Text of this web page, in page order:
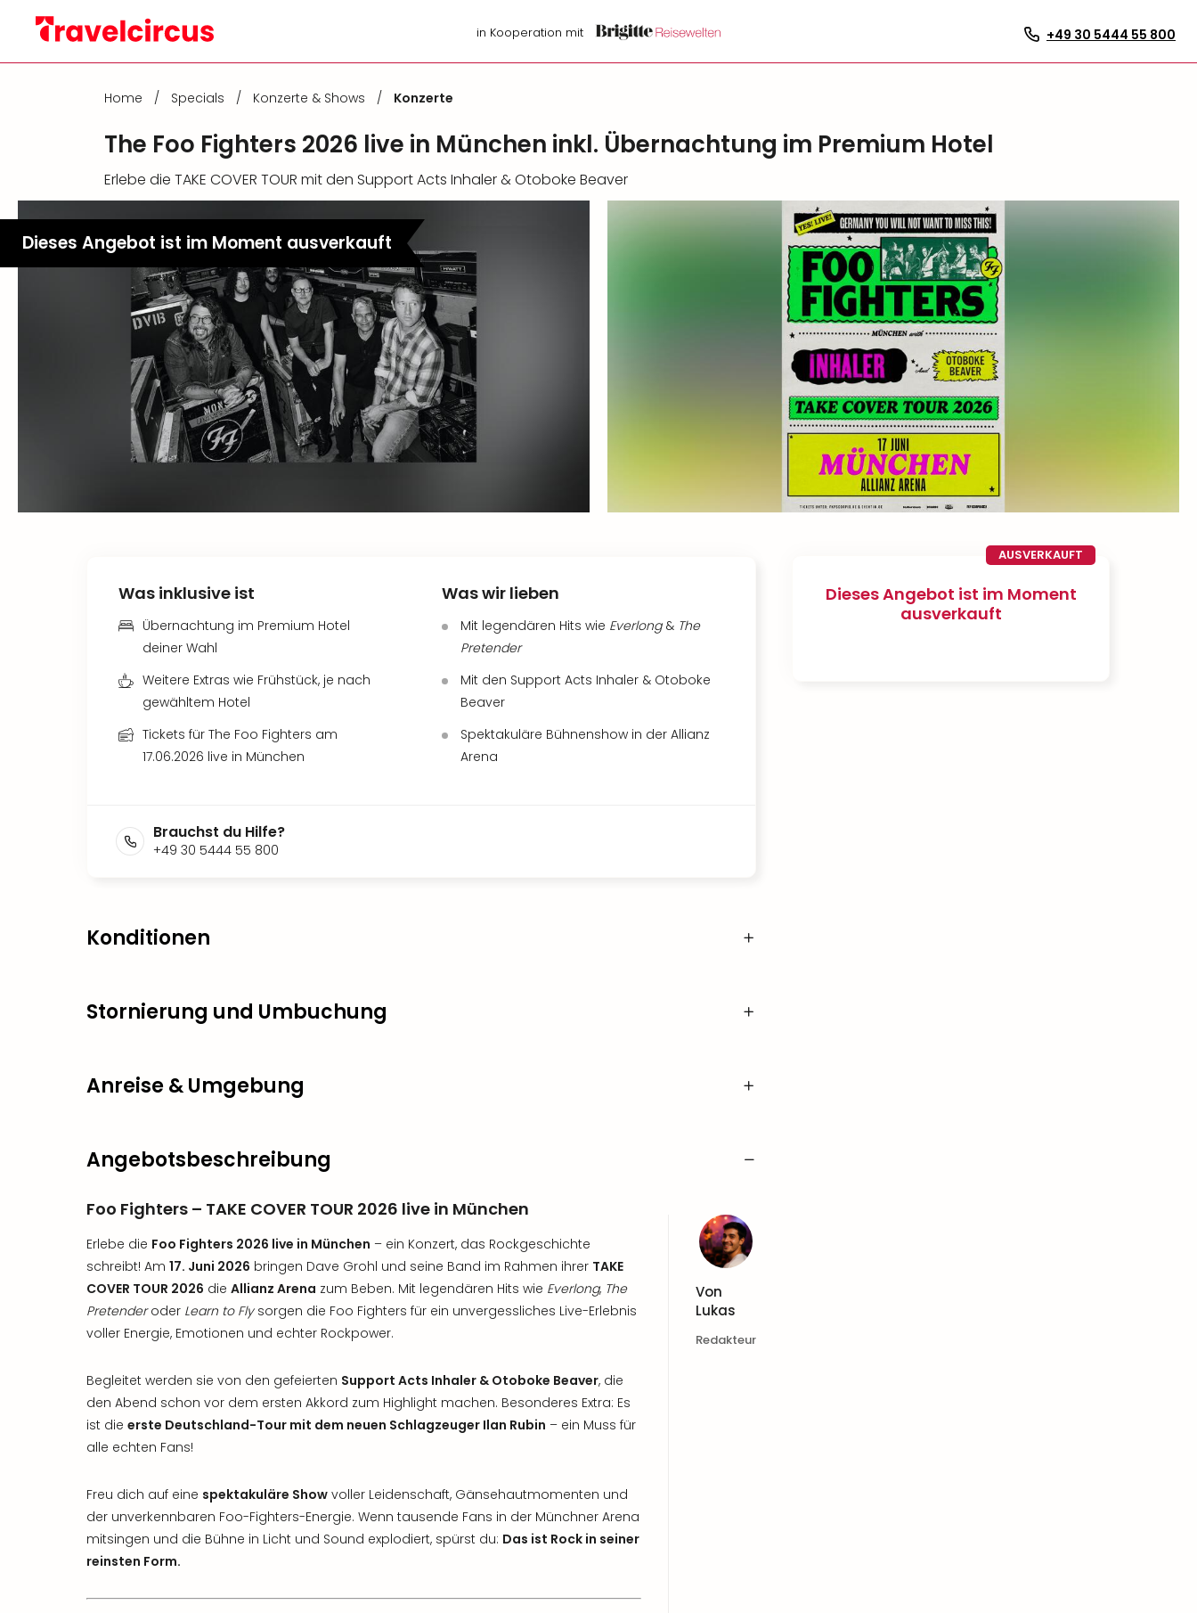
in Kooperation mit +49 30 5444 55 800
Home / Specials / Konzerte & Shows / Konzerte
The Foo Fighters 2026 live in München inkl. Übernachtung im Premium Hotel
Erlebe die TAKE COVER TOUR mit den Support Acts Inhaler & Otoboke Beaver
Dieses Angebot ist im Moment ausverkauft
AUSVERKAUFT
Dieses Angebot ist im Moment
ausverkauft
Was inklusive ist
Übernachtung im Premium Hotel
deiner Wahl
Weitere Extras wie Frühstück, je nach
gewähltem Hotel
Tickets für The Foo Fighters am
17.06.2026 live in München
Was wir lieben
Mit legendären Hits wie Everlong& The
Pretender
Mit den Support Acts Inhaler & Otoboke
Beaver
Spektakuläre Bühnenshow in der Allianz
Arena
Brauchst du Hilfe?
+49 30 5444 55 800
Konditionen
Stornierung und Umbuchung
Anreise & Umgebung
Angebotsbeschreibung
Foo Fighters – TAKE COVER TOUR 2026 live in München
Erlebe die Foo Fighters 2026 live in München – ein Konzert, das Rockgeschichte
schreibt! Am 17. Juni 2026 bringen Dave Grohl und seine Band im Rahmen ihrer TAKE
COVER TOUR 2026 die Allianz Arena zum Beben. Mit legendären Hits wie Everlong, The
Pretenderoder Learn to Flysorgen die Foo Fighters für ein unvergessliches Live-Erlebnis
voller Energie, Emotionen und echter Rockpower.
Begleitet werden sie von den gefeierten Support Acts Inhaler & Otoboke Beaver, die
den Abend schon vor dem ersten Akkord zum Highlight machen. Besonderes Extra: Es
ist die erste Deutschland-Tour mit dem neuen Schlagzeuger Ilan Rubin – ein Muss für
alle echten Fans!
Freu dich auf eine spektakuläre Show voller Leidenschaft, Gänsehautmomenten und
der unverkennbaren Foo-Fighters-Energie. Wenn tausende Fans in der Münchner Arena
mitsingen und die Bühne in Licht und Sound explodiert, spürst du: Das ist Rock in seiner
reinsten Form.
Von
Lukas
Redakteur